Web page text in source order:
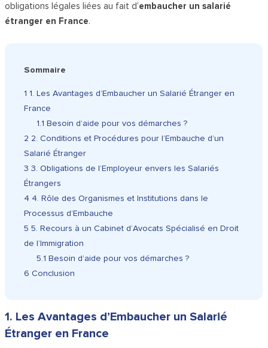
obligations légales liées au fait d’embaucher un salarié
étranger en France.
Sommaire
1 1. Les Avantages d’Embaucher un Salarié Étranger en
France
1.1 Besoin d’aide pour vos démarches ?
2 2. Conditions et Procédures pour l’Embauche d’un
Salarié Étranger
3 3. Obligations de l’Employeur envers les Salariés
Étrangers
4 4. Rôle des Organismes et Institutions dans le
Processus d’Embauche
5 5. Recours à un Cabinet d’Avocats Spécialisé en Droit
de l’Immigration
5.1 Besoin d’aide pour vos démarches ?
6 Conclusion
1. Les Avantages d’Embaucher un Salarié
Étranger en France